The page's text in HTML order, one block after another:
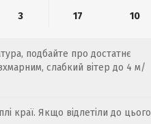
3 17 10
подбайте про достатнє
слабкий вітер до 4 м/
краї. Якщо відлетіли до цього